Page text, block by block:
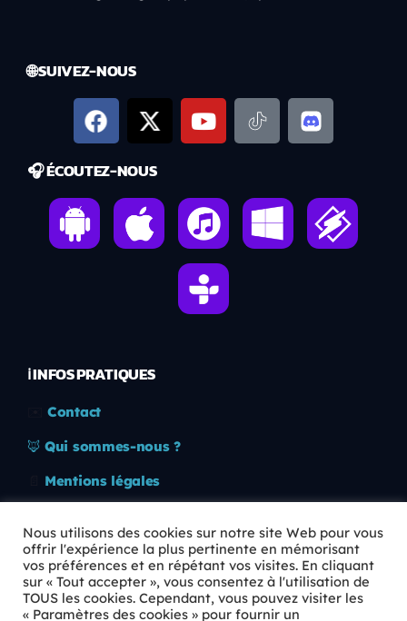
🌐 SUIVEZ-NOUS
🎧 ÉCOUTEZ-NOUS
ℹ️ INFOS PRATIQUES
Contact
🦊 Qui sommes-nous ?
Mentions légales
🛡️ RGPD
Copyright © 2026 Animkids. Tous droits réservés.
Nous utilisons des cookies sur notre site Web pour vous
offrir l'expérience la plus pertinente en mémorisant
vos préférences et en répétant vos visites. En cliquant
sur « Tout accepter », vous consentez à l'utilisation de
TOUS les cookies. Cependant, vous pouvez visiter les
« Paramètres des cookies » pour fournir un